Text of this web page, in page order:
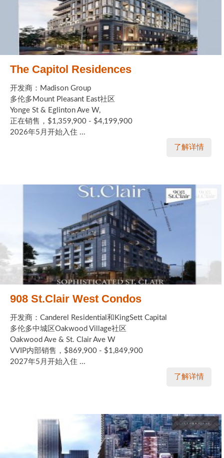
The Capitol Residences
开发商：Madison Group
多伦多Mount Pleasant East社区
Yonge St & Eglinton Ave W,
正在销售，$1,359,900 - $4,199,900
2026年5月开始入住 ...
了解详情
908 St.Clair West Condos
开发商：Canderel Residential和KingSett Capital
多伦多中城区Oakwood Village社区
Oakwood Ave & St. Clair Ave W
VVIP内部销售，$869,900 - $1,849,900
2027年5月开始入住 ...
了解详情